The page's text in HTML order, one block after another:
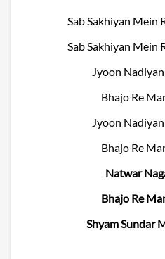
Sab Sakhiyan Mein
Sab Sakhiyan Mein
Jyoon
Bhajo Re
Jyoon
Bhajo Re
Natwar
Bhajo Re
Shyam Sundar